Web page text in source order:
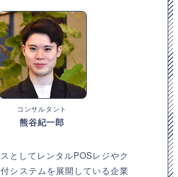
コンサルタント
熊谷紀一郎
としてレンタルPOSレジやク
システムを展開している企業